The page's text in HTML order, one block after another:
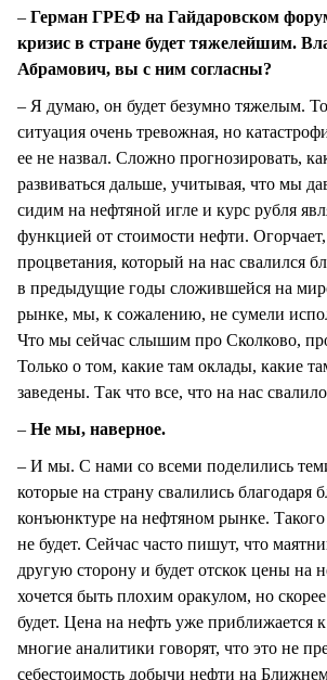
– Герман ГРЕФ на Гайдаровском
кризис в стране будет тяжелейшим.
Абрамович, вы с ним согласны?
– Я думаю, он будет безумно тяжелым.
ситуация очень тревожная, но
ее не назвал. Сложно прогнозировать,
развиваться дальше, учитывая, что мы
сидим на нефтяной игле и курс рубля
функцией от стоимости нефти.
процветания, который на нас свалился
в предыдущие годы сложившейся на
рынке, мы, к сожалению, не сумели
Что мы сейчас слышим про Сколково,
Только о том, какие там оклады, какие
заведены. Так что все, что на нас
– Не мы, наверное.
– И мы. С нами со всеми поделились
которые на страну свалились благодаря
конъюнктуре на нефтяном рынке.
не будет. Сейчас часто пишут, что
другую сторону и будет отскок цены на
хочется быть плохим оракулом, но
будет. Цена на нефть уже приближается к
многие аналитики говорят, что это не
себестоимость добычи нефти на